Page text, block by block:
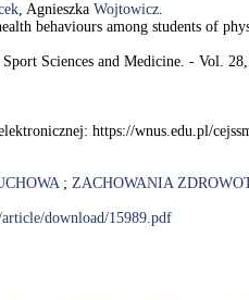
, Agnieszka Wojtowicz.
behaviours among students of
Sciences and Medicine. - Vol.
https://wnus.edu.pl/
; ZACHOWANIA
download/15989.pdf